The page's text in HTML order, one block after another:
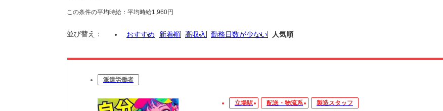
この条件の平均時給：平均時給1,960円
並び替え： おすすめ 新着順 高収入 勤務日数が少ない 人気順
派遣労働者
立場駅 配送・物流系 製造スタッフ